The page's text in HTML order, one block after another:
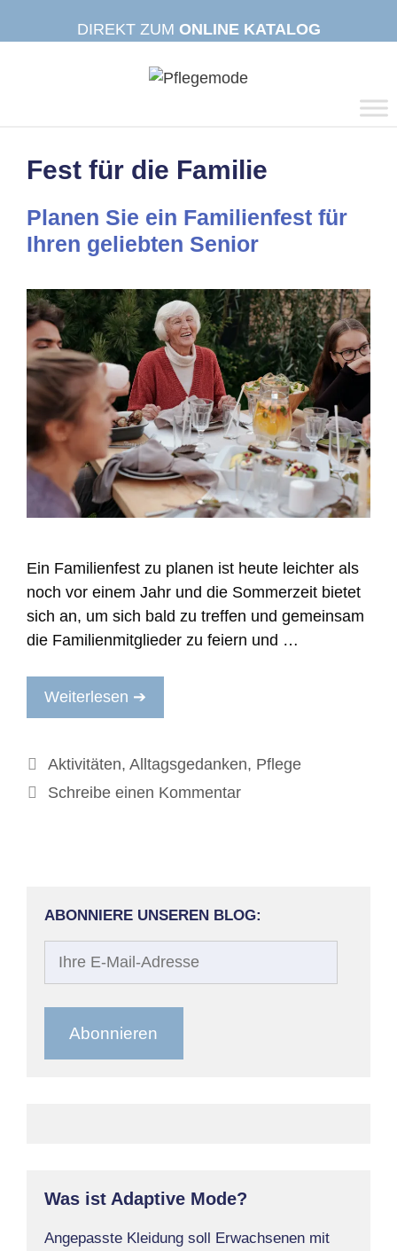
DIREKT ZUM ONLINE KATALOG
Fest für die Familie
Planen Sie ein Familienfest für
Ihren geliebten Senior
Ein Familienfest zu planen ist heute leichter als
noch vor einem Jahr und die Sommerzeit bietet
sich an, um sich bald zu treffen und gemeinsam
die Familienmitglieder zu feiern und …
Weiterlesen ➔
Kategorien
Aktivitäten, Alltagsgedanken, Pflege
Schreibe einen Kommentar
ABONNIERE UNSEREN BLOG:
Abonnieren
Was ist Adaptive Mode?
Angepasste Kleidung soll Erwachsenen mit